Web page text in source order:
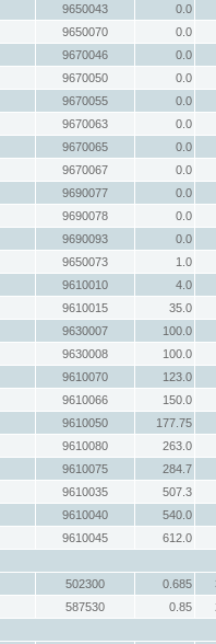
9650043
0.0
9650070
0.0
9670046
0.0
9670050
0.0
9670055
0.0
9670063
0.0
9670065
0.0
9670067
0.0
9690077
0.0
9690078
0.0
9690093
0.0
9650073
1.0
9610010
4.0
9610015
35.0
9630007
100.0
9630008
100.0
9610070
123.0
9610066
150.0
9610050
177.75
9610080
263.0
9610075
284.7
9610035
507.3
9610040
540.0
9610045
612.0
502300 0.685
587530 0.85